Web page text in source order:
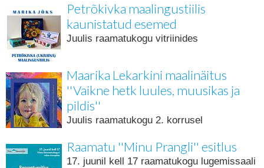
Petrõkivka maalingustiilis
kaunistatud esemed
Juulis raamatukogu vitriinides
Maarika Lekarkini maalinäitus
''Vaikne hetk luules, muusikas ja
pildis''
Juulis raamatukogu 2. korrusel
Raamatu ''Minu Prangli'' esitlus
17. juunil kell 17 raamatukogu lugemissaali